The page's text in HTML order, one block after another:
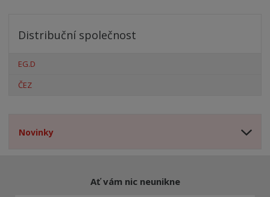
Distribuční společnost
EG.D
ČEZ
Novinky
Ať vám nic neunikne